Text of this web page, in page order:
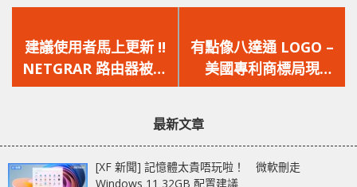
一
篇
文
建議使用者馬上更新 !!
NETGRAR 路由器被發
現多個「嚴重」級別的
一
篇
文
有點像八達通 LOGO –
美國專利商標局現
Google Fuchsia OS 新
最新文章
[XF 新聞] 記憶體太貴唔玩啦！ 微軟刪走
Windows 11 32GB 配置建議